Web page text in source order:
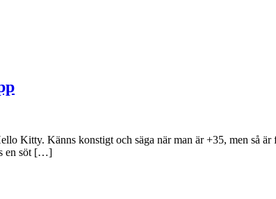
Kitty. Känns konstigt och säga när man är +35, men så
en söt […]